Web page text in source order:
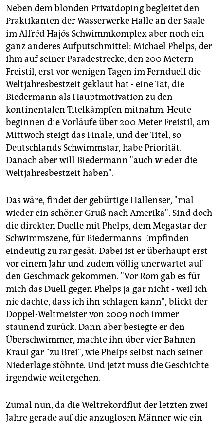
Neben dem blonden Privatdoping begleitet den
Praktikanten der Wasserwerke Halle an der Saale
im Alfréd Hajós Schwimmkomplex aber noch ein
ganz anderes Aufputschmittel: Michael Phelps, der
ihm auf seiner Paradestrecke, den 200 Metern
Freistil, erst vor wenigen Tagen im Fernduell die
Weltjahresbestzeit geklaut hat - eine Tat, die
Biedermann als Hauptmotivation zu den
kontinentalen Titelkämpfen mitnahm. Heute
beginnen die Vorläufe über 200 Meter Freistil, am
Mittwoch steigt das Finale, und der Titel, so
Deutschlands Schwimmstar, habe Priorität.
Danach aber will Biedermann "auch wieder die
Weltjahresbestzeit haben".
Das wäre, findet der gebürtige Hallenser, "mal
wieder ein schöner Gruß nach Amerika". Sind doch
die direkten Duelle mit Phelps, dem Megastar der
Schwimmszene, für Biedermanns Empfinden
eindeutig zu rar gesät. Dabei ist er überhaupt erst
vor einem Jahr und zudem völlig unerwartet auf
den Geschmack gekommen. "Vor Rom gab es für
mich das Duell gegen Phelps ja gar nicht - weil ich
nie dachte, dass ich ihn schlagen kann", blickt der
Doppel-Weltmeister von 2009 noch immer
staunend zurück. Dann aber besiegte er den
Überschwimmer, machte ihn über vier Bahnen
Kraul gar "zu Brei", wie Phelps selbst nach seiner
Niederlage stöhnte. Und jetzt muss die Geschichte
irgendwie weitergehen.
Zumal nun, da die Weltrekordflut der letzten zwei
Jahre gerade auf die anzuglosen Männer wie ein